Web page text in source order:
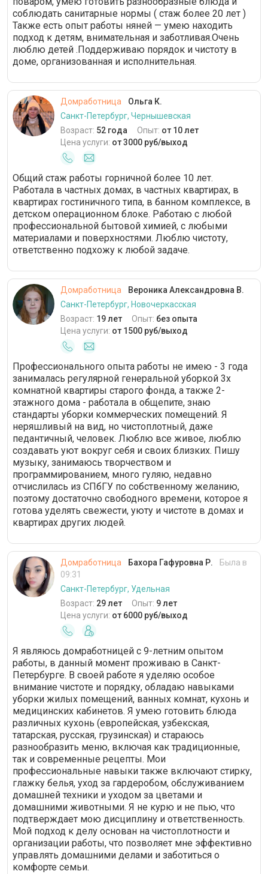
соблюдать санитарные нормы ( стаж более 20 лет )
Также есть опыт работы няней — умею находить
подход к детям, внимательная и заботливая.Очень
люблю детей .Поддерживаю порядок и чистоту в
доме, организованная и исполнительная.
Домработница
Ольга К.
Санкт-Петербург, Чернышевская
Возраст: 52 года Опыт: от 10 лет
Цена услуги: от 3000 руб/выход
Общий стаж работы горничной более 10 лет.
Работала в частных домах, в частных квартирах, в
квартирах гостиничного типа, в банном комплексе, в
детском операционном блоке. Работаю с любой
профессиональной бытовой химией, с любыми
материалами и поверхностями. Люблю чистоту,
ответственно подхожу к любой задаче.
Домработница
Вероника Александровна В.
Санкт-Петербург, Новочеркасская
Возраст: 19 лет Опыт: без опыта
Цена услуги: от 1500 руб/выход
Профессионального опыта работы не имею - 3 года
занималась регулярной генеральной уборкой 3х
комнатной квартиры старого фонда, а также 2-
этажного дома - работала в общепите, знаю
стандарты уборки коммерческих помещений. Я
неряшливый на вид, но чистоплотный, даже
педантичный, человек. Люблю все живое, люблю
создавать уют вокруг себя и своих близких. Пишу
музыку, занимаюсь творчеством и
программированием, много гуляю, недавно
отчислилась из СПбГУ по собственному желанию,
поэтому достаточно свободного времени, которое я
готова уделять свежести, уюту и чистоте в домах и
квартирах других людей.
Домработница Бахора Гафуровна Р.
Была в
09:31
Санкт-Петербург, Удельная
Возраст: 29 лет Опыт: 9 лет
Цена услуги: от 6000 руб/выход
Я являюсь домработницей с 9-летним опытом
работы, в данный момент проживаю в Санкт-
Петербурге. В своей работе я уделяю особое
внимание чистоте и порядку, обладаю навыками
уборки жилых помещений, ванных комнат, кухонь и
медицинских кабинетов. Я умею готовить блюда
различных кухонь (европейская, узбекская,
татарская, русская, грузинская) и стараюсь
разнообразить меню, включая как традиционные,
так и современные рецепты. Мои
профессиональные навыки также включают стирку,
глажку белья, уход за гардеробом, обслуживанием
домашней техники и уходом за цветами и
домашними животными. Я не курю и не пью, что
подтверждает мою дисциплину и ответственность.
Мой подход к делу основан на чистоплотности и
организации работы, что позволяет мне эффективно
управлять домашними делами и заботиться о
комфорте семьи.